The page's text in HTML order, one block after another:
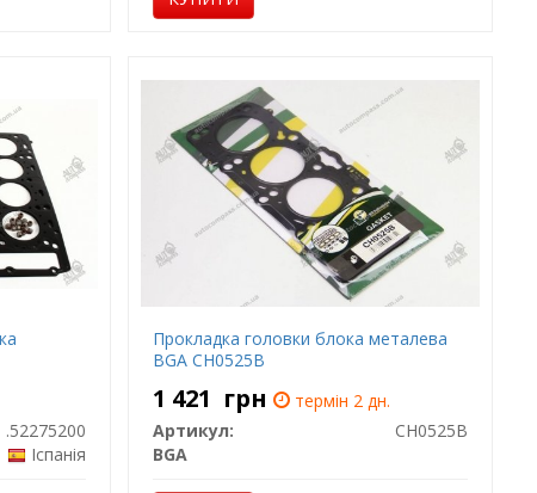
.52275200
Іспанія
Прокладка головки блока металева
BGA CH0525B
1 421 грн
термін 2 дн.
Артикул:
CH0525B
BGA